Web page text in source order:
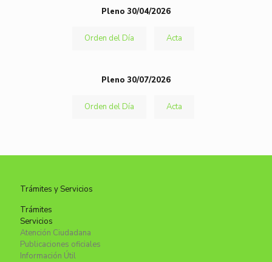
Pleno 30/04/2026
Orden del Día Acta
Pleno 30/07/2026
Orden del Día Acta
Trámites y Servicios
Trámites
Servicios
Atención Ciudadana
Publicaciones oficiales
Información Útil